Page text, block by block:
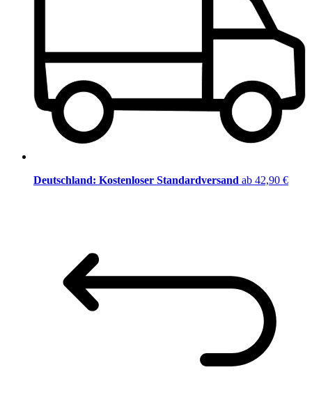
Deutschland: Kostenloser Standardversand ab 42,90 €